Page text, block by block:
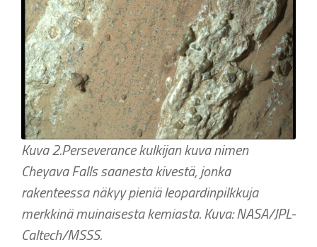
Kuva 2.Perseverance kulkijan kuva nimen
Cheyava Falls saanesta kivestä, jonka
rakenteessa näkyy pieniä leopardinpilkkuja
merkkinä muinaisesta kemiasta. Kuva: NASA/JPL-
Caltech/MSSS.